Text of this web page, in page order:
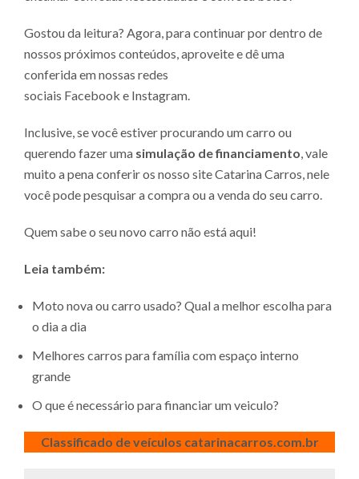
Gostou da leitura? Agora, para continuar por dentro de
nossos próximos conteúdos, aproveite e dê uma
conferida em nossas redes
sociais Facebook e Instagram.
Inclusive, se você estiverprocurando um carro ou
querendo fazer uma simulação de financiamento, vale
muito a pena conferir os nosso siteCatarina Carros, nele
você podepesquisar a compra ou a venda do seu carro.
Quem sabe o seu novo carro não está aqui!
Leia também:
Moto nova ou carro usado? Qual a melhor escolha para
o dia a dia
Melhores carros para família com espaço interno
grande
O que é necessário para financiar um veiculo?
Classificado de veículos catarinacarros.com.br